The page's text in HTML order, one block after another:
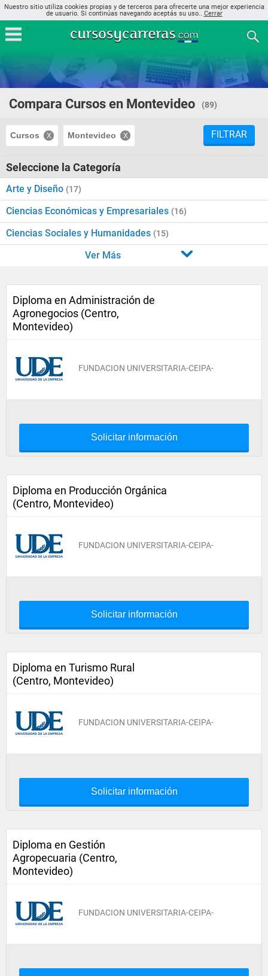
Nuestro sitio utiliza cookies propias y de terceros para ofrecerte una mejor experiencia
de usuario. Si continúas navegando aceptás su uso.. Cerrar
Compara Cursos en Montevideo (89)
Cursos Montevideo FILTRAR
Seleccione la Categoría
Arte y Diseño (17)
Ciencias Económicas y Empresariales (16)
Ciencias Sociales y Humanidades (15)
Ver Más
Diploma en Administración de
Agronegocios (Centro,
Montevideo)
FUNDACION UNIVERSITARIA-CEIPA-
Solicitar información
Diploma en Producción Orgánica
(Centro, Montevideo)
FUNDACION UNIVERSITARIA-CEIPA-
Solicitar información
Diploma en Turismo Rural
(Centro, Montevideo)
FUNDACION UNIVERSITARIA-CEIPA-
Solicitar información
Diploma en Gestión
Agropecuaria (Centro,
Montevideo)
FUNDACION UNIVERSITARIA-CEIPA-